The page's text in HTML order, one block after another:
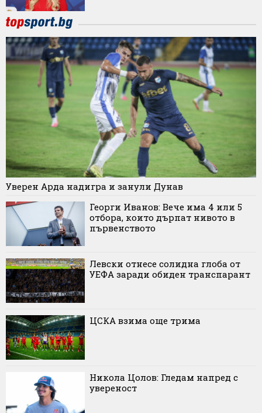
Уверен Арда надигра и занули Дунав
Георги Иванов: Вече има 4 или 5
отбора, които дърпат нивото в
първенството
Левски отнесе солидна глоба от
УЕФА заради обиден транспарант
ЦСКА взима още трима
Никола Цолов: Гледам напред с
увереност